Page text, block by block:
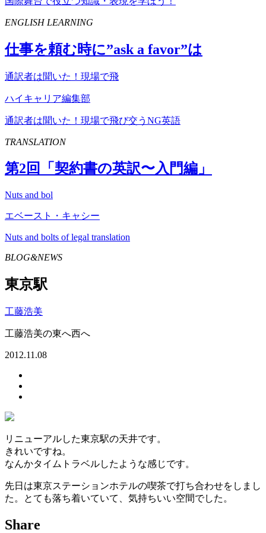
ENGLISH LEARNING
仕事を頼む時に”ask a favor”は
通訳者は聞いた！現場で飛
ハイキャリア編集部
通訳者は聞いた！現場で飛び交うNG英語
TRANSLATION
第2回「契約書の英訳〜入門編」
Nuts and bol
エベースト・キャシー
Nuts and bolts of legal translation
BLOG&NEWS
東京駅
工藤浩美
工藤浩美の東へ西へ
2012.11.08
リニューアルした東京駅の天井です。
きれいですね。
なんかタイムトラベルしたような感じです。
先日は東京ステーションホテルの喫茶で打ち合わせをしまし
た。とても落ち着いていて、気持ちいい空間でした。
Share